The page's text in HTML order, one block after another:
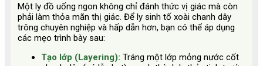
Một ly đồ uống ngon không chỉ đánh thức vị giác mà còn
phải làm thỏa mãn thị giác. Để ly sinh tố xoài chanh dây
trông chuyên nghiệp và hấp dẫn hơn, bạn có thể áp dụng
các mẹo trình bày sau:
Tạo lớp (Layering): Tráng một lớp mỏng nước cốt